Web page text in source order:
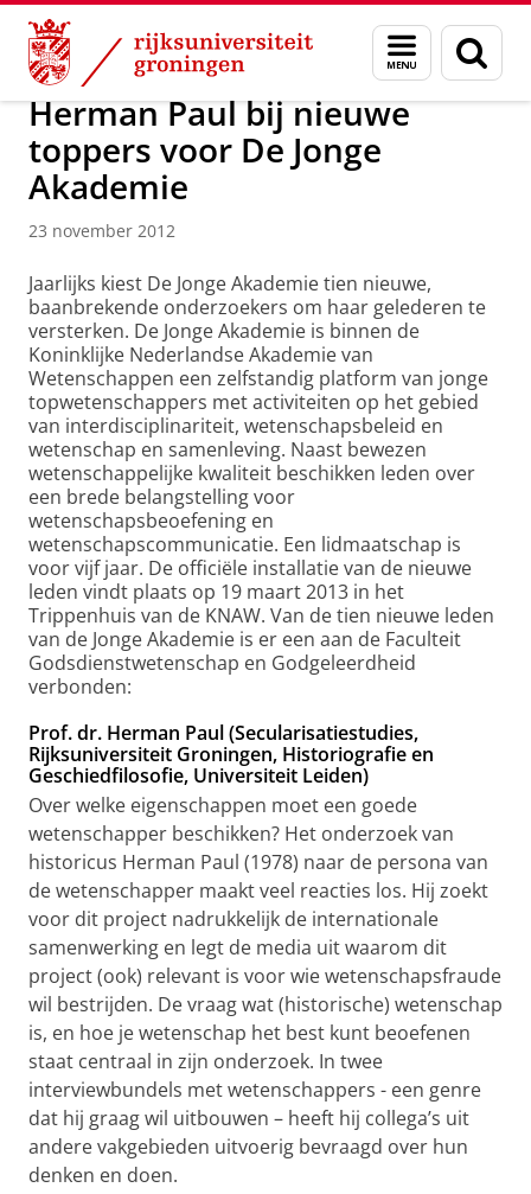
Skip
Content
Skip
Navigation
Menu
en
zoeken
Over ons Actueel Nieuws Nieuwsberichten
Herman Paul bij nieuwe
toppers voor De Jonge
Akademie
23 november 2012
Jaarlijks kiest De Jonge Akademie tien nieuwe,
baanbrekende onderzoekers om haar gelederen te
versterken. De Jonge Akademie is binnen de
Koninklijke Nederlandse Akademie van
Wetenschappen een zelfstandig platform van jonge
topwetenschappers met activiteiten op het gebied
van interdisciplinariteit, wetenschapsbeleid en
wetenschap en samenleving. Naast bewezen
wetenschappelijke kwaliteit beschikken leden over
een brede belangstelling voor
wetenschapsbeoefening en
wetenschapscommunicatie. Een lidmaatschap is
voor vijf jaar. De officiële installatie van de nieuwe
leden vindt plaats op 19 maart 2013 in het
Trippenhuis van de KNAW. Van de tien nieuwe leden
van de Jonge Akademie is er een aan de Faculteit
Godsdienstwetenschap en Godgeleerdheid
verbonden:
Prof. dr. Herman Paul (Secularisatiestudies,
Rijksuniversiteit Groningen, Historiografie en
Geschiedfilosofie, Universiteit Leiden)
Over welke eigenschappen moet een goede
wetenschapper beschikken? Het onderzoek van
historicus Herman Paul (1978) naar de persona van
de wetenschapper maakt veel reacties los. Hij zoekt
voor dit project nadrukkelijk de internationale
samenwerking en legt de media uit waarom dit
project (ook) relevant is voor wie wetenschapsfraude
wil bestrijden. De vraag wat (historische) wetenschap
is, en hoe je wetenschap het best kunt beoefenen
staat centraal in zijn onderzoek. In twee
interviewbundels met wetenschappers - een genre
dat hij graag wil uitbouwen – heeft hij collega’s uit
andere vakgebieden uitvoerig bevraagd over hun
denken en doen.